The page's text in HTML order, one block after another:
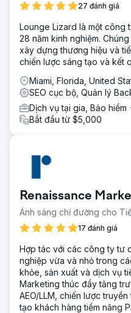
27 đánh giá
Lounge Lizard là một công
28 năm kinh nghiệm.
xây dựng thương hiệu và
chiến lược sáng tạo và kết
Miami, Florida, United
SEO cục bộ, Quản lý
Dịch vụ tại gia, Bảo hiểm
Bắt đầu từ $5,000
Renaissance
Ánh sáng chỉ đường cho
17 đánh giá
Hợp tác với các công ty tư
nghiệp vừa và nhỏ trong
khỏe, sản xuất và dịch vụ
Marketing thúc đẩy tăng
AEO/LLM, chiến lược
tạo khách hàng tiềm năng